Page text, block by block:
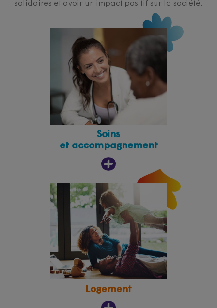
solidaires et avoir un impact positif sur la société.
Soins
et accompagnement
Logement